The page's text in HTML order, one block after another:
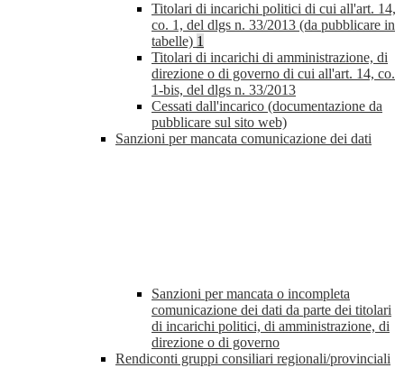
Titolari di incarichi politici di cui all'art. 14,
co. 1, del dlgs n. 33/2013 (da pubblicare in
tabelle) 1
Titolari di incarichi di amministrazione, di
direzione o di governo di cui all'art. 14, co.
1-bis, del dlgs n. 33/2013
Cessati dall'incarico (documentazione da
pubblicare sul sito web)
Sanzioni per mancata comunicazione dei dati
Sanzioni per mancata o incompleta
comunicazione dei dati da parte dei titolari
di incarichi politici, di amministrazione, di
direzione o di governo
Rendiconti gruppi consiliari regionali/provinciali